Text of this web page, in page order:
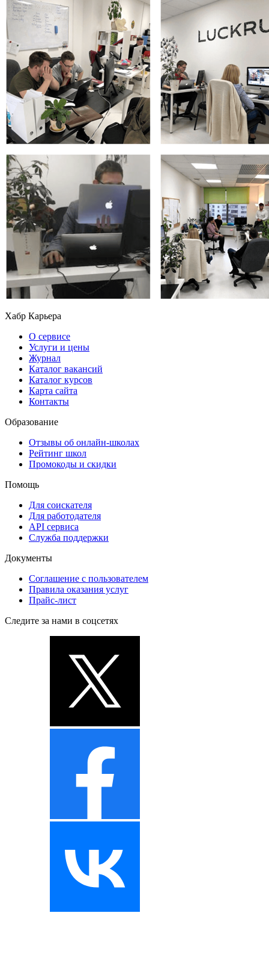
Хабр Карьера
О сервисе
Услуги и цены
Журнал
Каталог вакансий
Каталог курсов
Карта сайта
Контакты
Образование
Отзывы об онлайн-школах
Рейтинг школ
Промокоды и скидки
Помощь
Для соискателя
Для работодателя
API сервиса
Служба поддержки
Документы
Соглашение с пользователем
Правила оказания услуг
Прайс-лист
Следите за нами в соцсетях